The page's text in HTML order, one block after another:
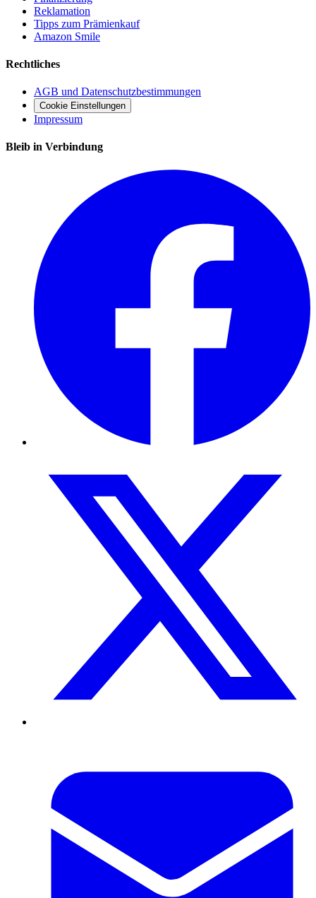
Reklamation
Tipps zum Prämienkauf
Amazon Smile
Rechtliches
AGB und Datenschutzbestimmungen
Cookie Einstellungen
Impressum
Bleib in Verbindung